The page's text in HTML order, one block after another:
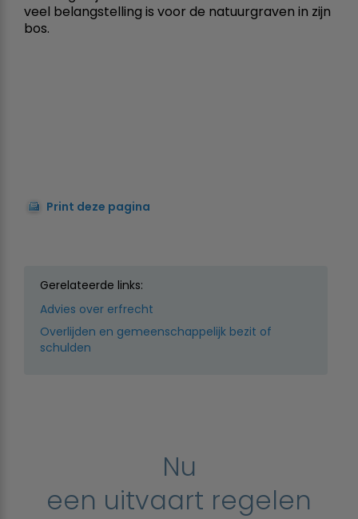
veel belangstelling is voor de natuurgraven in zijn
bos.
Print deze pagina
Gerelateerde links:
Advies over erfrecht
Overlijden en gemeenschappelijk bezit of
schulden
Nu
een uitvaart regelen